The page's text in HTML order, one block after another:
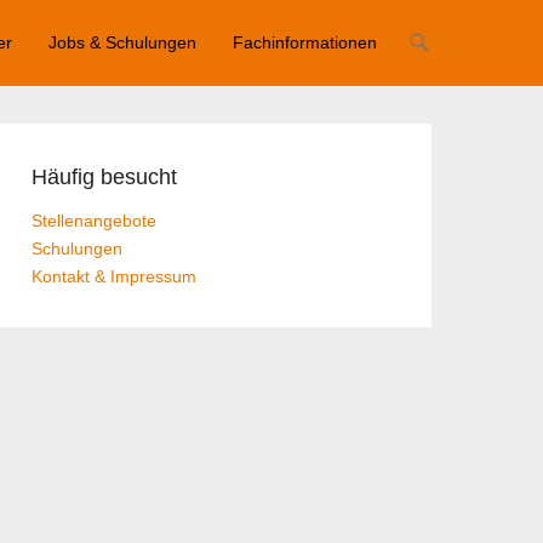
Jobs & Schulungen Fachinformationen
Häufig besucht
Stellenangebote
Schulungen
Kontakt & Impressum